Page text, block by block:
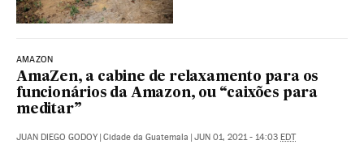
AMAZON
AmaZen, a cabine de relaxamento para os
funcionários da Amazon, ou “caixões para
meditar”
JUAN DIEGO GODOY | Cidade da Guatemala | JUN 01, 2021 - 14:03 EDT